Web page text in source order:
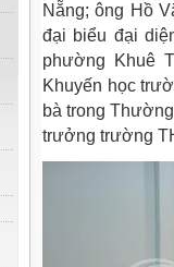
Nẵng; ông Hồ
đại biểu đại
phường Khuê
Khuyến học
bà trong
trưởng trường